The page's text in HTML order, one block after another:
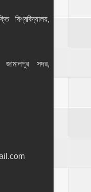
বিশ্ববিদ্যালয়,
জামালপুর সদর,